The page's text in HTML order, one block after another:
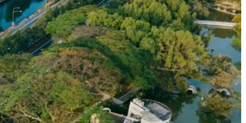
1 czerwca 2026
Jakie są kluczowe korzyści z
inwestowania w nowoczesne
systemy wentylacyjne dla domu i
przemysłu?